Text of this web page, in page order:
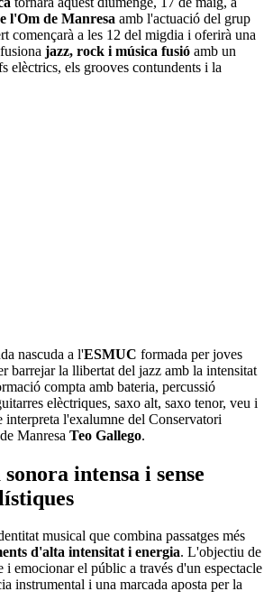
l'Om de Manresa amb l'actuació del grup
començarà a les 12 del migdia i oferirà una
jazz, rock i música fusió amb un
elèctrics, els grooves contundents i la
nascuda a l'ESMUC formada per joves
barrejar la llibertat del jazz amb la intensitat
compta amb bateria, percussió
elèctriques, saxo alt, saxo tenor, veu i
interpreta l'exalumne del Conservatori
Manresa Teo Gallego.
intensa i sense
musical que combina passatges més
d'alta intensitat i energia. L'objectiu de
i emocionar el públic a través d'un espectacle
instrumental i una marcada aposta per la